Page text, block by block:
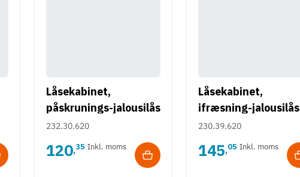
Låsekabinet,
påskrunings-jalousilås
232.30.620
120,35 Inkl. moms
Låsekabinet,
ifræsning-jalousilås
230.39.620
145,05 Inkl. moms